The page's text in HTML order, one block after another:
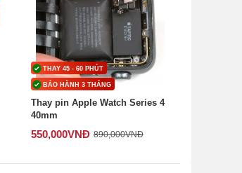
THAY 45 - 60 PHÚT
BẢO HÀNH 3 THÁNG
Thay pin Apple Watch Series 4
40mm
550,000VNĐ 890,000VNĐ